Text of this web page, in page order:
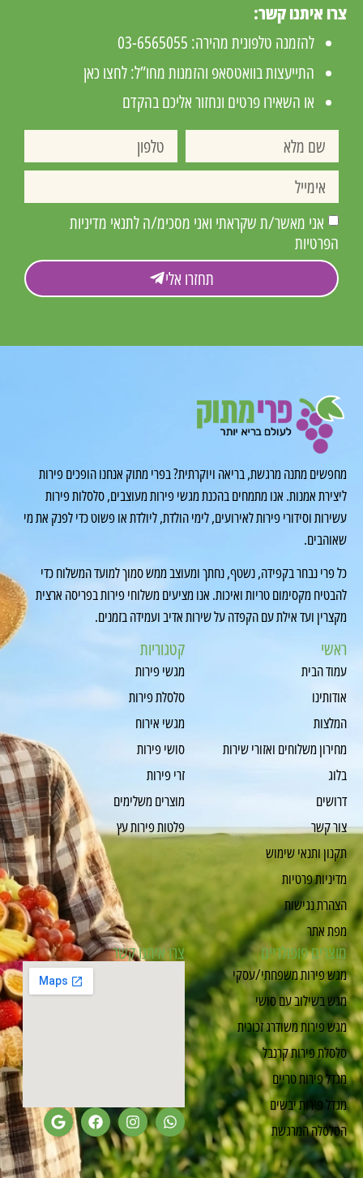
צרו איתנו קשר:
להזמנה טלפונית מהירה: 03-6565055
התייעצות בוואטסאפ והזמנות מחו”ל:לחצו כאן
או השאירו פרטים ונחזור אליכם בהקדם
אני מאשר/ת שקראתי ואני מסכימ/ה לתנאי מדיניות
הפרטיות
תחזרו אלי
מחפשים מתנה מרגשת, בריאה ויוקרתית? בפרי מתוק אנחנו הופכים פירות
ליצירת אמנות. אנו מתמחים בהכנת מגשי פירות מעוצבים, סלסלות פירות
עשירות וסידורי פירות לאירועים, לימי הולדת, ליולדת או פשוט כדי לפנק את מי
שאוהבים.
כל פרי נבחר בקפידה, נשטף, נחתך ומעוצב ממש סמוך למועד המשלוח כדי
להבטיח מקסימום טריות ואיכות. אנו מציעים משלוחי פירות בפריסה ארצית
מקצרין ועד אילת עם הקפדה על שירות אדיב ועמידה בזמנים.
ראשי
עמוד הבית
אודותינו
המלצות
מחירון משלוחים ואזורי שירות
בלוג
דרושים
צור קשר
תקנון ותנאי שימוש
מדיניות פרטיות
הצהרת נגישות
מפת אתר
קטגוריות
מגשי פירות
סלסלת פירות
מגשי אירוח
סושי פירות
זרי פירות
מוצרים משלימים
פלטות פירות עץ
מוצרים פופולריים
מגש פירות משפחתי/עסקי
מגש בשילוב עם סושי
מגש פירות משודרג זכוכית
סלסלת פירות קרנבל
מגדל פירות טריים
מגדל פירות יבשים
הסלסלה המרגשת
צרו איתנו קשר